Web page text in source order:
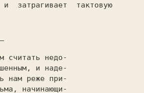
затрагивает  тактовую